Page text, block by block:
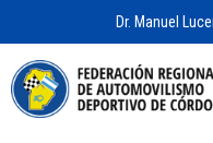
Dr. Manuel